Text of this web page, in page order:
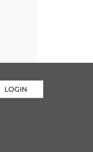
LOGIN